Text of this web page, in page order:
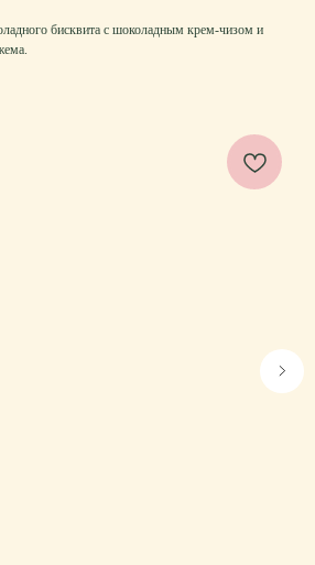
бисквита с шоколадным крем-чизом и